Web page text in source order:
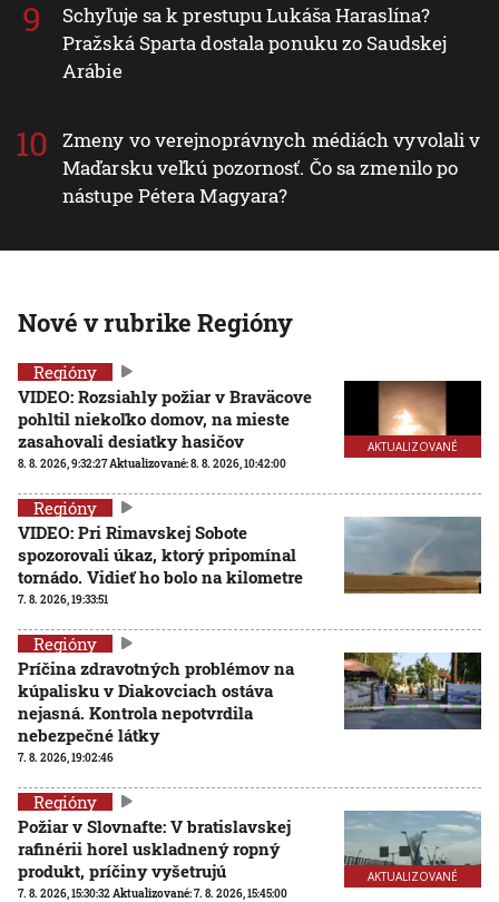
Schyľuje sa k prestupu Lukáša Haraslína?
Pražská Sparta dostala ponuku zo Saudskej
Arábie
Zmeny vo verejnoprávnych médiách vyvolali v
Maďarsku veľkú pozornosť. Čo sa zmenilo po
nástupe Pétera Magyara?
Nové v rubrike Regióny
AKTUALIZOVANÉ
Regióny
VIDEO: Rozsiahly požiar v Braväcove
pohltil niekoľko domov, na mieste
zasahovali desiatky hasičov
8. 8. 2026, 9:32:27Aktualizované:8. 8. 2026, 10:42:00
Regióny
VIDEO: Pri Rimavskej Sobote
spozorovali úkaz, ktorý pripomínal
tornádo. Vidieť ho bolo na kilometre
7. 8. 2026, 19:33:51
Regióny
Príčina zdravotných problémov na
kúpalisku v Diakovciach ostáva
nejasná. Kontrola nepotvrdila
nebezpečné látky
7. 8. 2026, 19:02:46
AKTUALIZOVANÉ
Regióny
Požiar v Slovnafte: V bratislavskej
rafinérii horel uskladnený ropný
produkt, príčiny vyšetrujú
7. 8. 2026, 15:30:32Aktualizované:7. 8. 2026, 15:45:00